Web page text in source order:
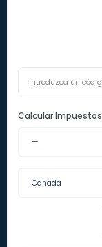
Calcular Impuestos